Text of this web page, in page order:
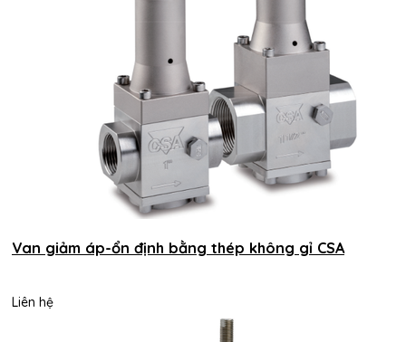
Van giảm áp-ổn định bằng thép không gỉ CSA
Liên hệ